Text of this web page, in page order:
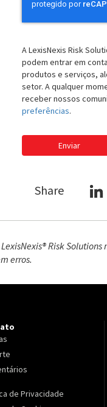
A LexisNexis Risk
podem entrar em
produtos e serviços,
setor. A qualquer
receber nossos
preferências.
Enviar
Share
Risk Solutions
erros.
de Privacidade